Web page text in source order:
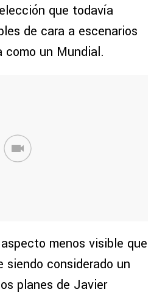
que todavía
de cara a escenarios
como un Mundial.
menos visible que
siendo considerado un
planes de Javier